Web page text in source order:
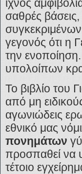
ίχνος
σαθρές
συγκεκριμένων
γεγονός ότι η
την
υπολοίπων
Το βιβλίο του
από μη
αγωνιώδεις
εθνικό μας
πονημάτων
προσπαθεί να
τέτοιο